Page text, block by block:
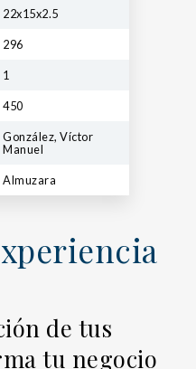
22x15x2.5
296
1
450
González, Víctor
Manuel
Almuzara
de tus
tu negocio